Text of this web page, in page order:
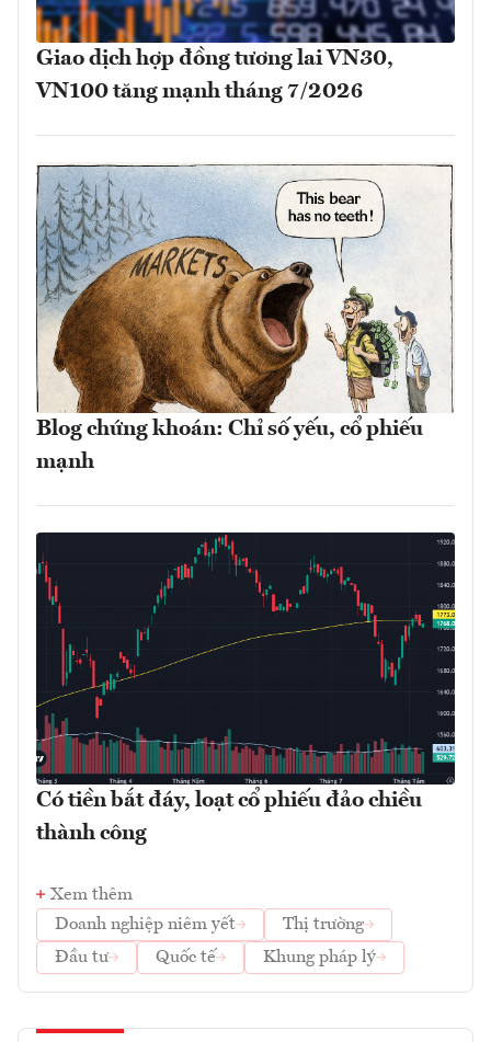
Giao dịch hợp đồng tương lai VN30,
VN100 tăng mạnh tháng 7/2026
Blog chứng khoán: Chỉ số yếu, cổ phiếu
mạnh
Có tiền bắt đáy, loạt cổ phiếu đảo chiều
thành công
Xem thêm
Doanh nghiệp niêm yết
Thị trường
Đầu tư
Quốc tế Khung pháp lý